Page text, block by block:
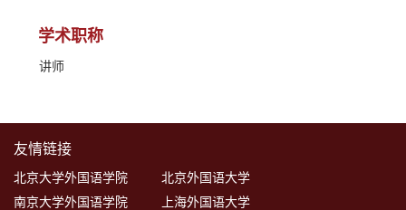
学术职称
讲师
友情链接
北京大学外国语学院
北京外国语大学
南京大学外国语学院
上海外国语大学